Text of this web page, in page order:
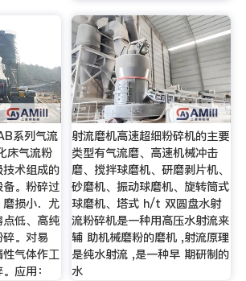
系列气流
床气流粉
术组成的
。粉碎过
损小．尤
低、高纯
。对易
气体作工
应用：
射流磨机高速超细粉碎机的主要
类型有气流磨、高速机械冲击
磨、搅拌球磨机、研磨剥片机、
砂磨机、振动球磨机、旋转筒式
球磨机、塔式 h/t 双圆盘水射
流粉碎机是一种用高压水射流来
辅 助机械磨粉的磨机 ,射流原理
是纯水射流 ,是一种早 期研制的
水